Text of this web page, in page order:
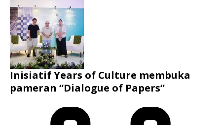
Inisiatif Years of Culture membuka
pameran “Dialogue of Papers”